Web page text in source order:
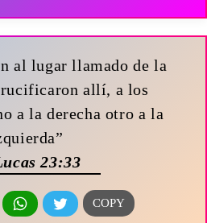
al lugar llamado de la
allí, a los
a la derecha otro a la
23:33